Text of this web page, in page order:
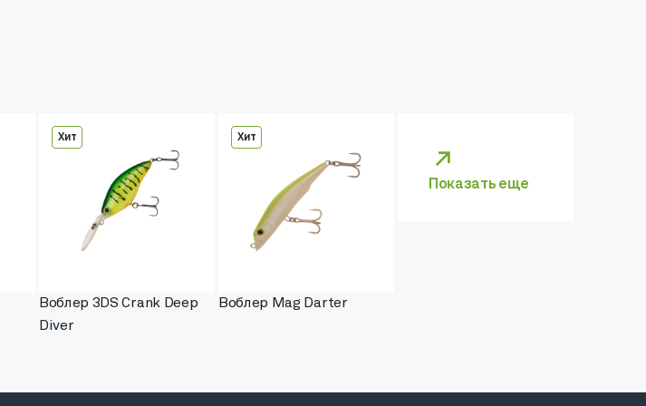
Хит
Воблер 3DS Crank Deep
Diver
Хит
Воблер Mag Darter
Показать еще